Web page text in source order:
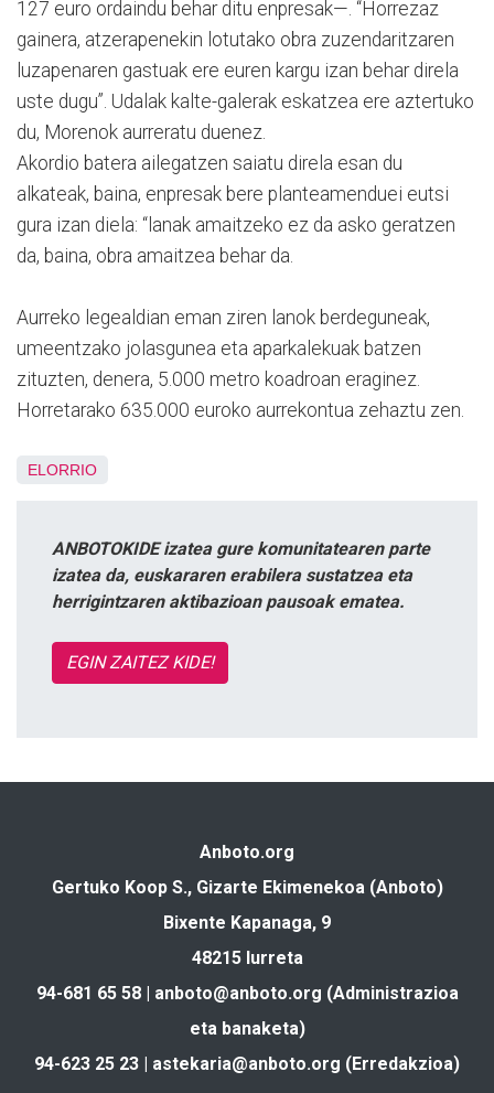
127 euro ordaindu behar ditu enpresak—. “Horrezaz
gainera, atzerapenekin lotutako obra zuzendaritzaren
luzapenaren gastuak ere euren kargu izan behar direla
uste dugu”. Udalak kalte-galerak eskatzea ere aztertuko
du, Morenok aurreratu duenez.
Akordio batera ailegatzen saiatu direla esan du
alkateak, baina, enpresak bere planteamenduei eutsi
gura izan diela: “lanak amaitzeko ez da asko geratzen
da, baina, obra amaitzea behar da.
Aurreko legealdian eman ziren lanok berdeguneak,
umeentzako jolasgunea eta aparkalekuak batzen
zituzten, denera, 5.000 metro koadroan eraginez.
Horretarako 635.000 euroko aurrekontua zehaztu zen.
ELORRIO
ANBOTOKIDE izatea gure komunitatearen parte
izatea da, euskararen erabilera sustatzea eta
herrigintzaren aktibazioan pausoak ematea.
EGIN ZAITEZ KIDE!
Anboto.org
Gertuko Koop S., Gizarte Ekimenekoa (Anboto)
Bixente Kapanaga, 9
48215 Iurreta
94-681 65 58 | anboto@anboto.org (Administrazioa
eta banaketa)
94-623 25 23 | astekaria@anboto.org (Erredakzioa)